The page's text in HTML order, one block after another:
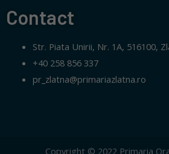
Contact
Str. Piata Unirii, Nr. 1A, 516100,
+40 258 856 337
pr_zlatna@primariazlatna.ro
Copyright © 2022 Primaria